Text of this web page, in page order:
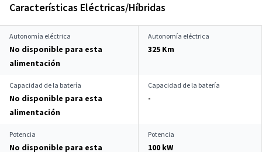
Características Eléctricas/Híbridas
Autonomía eléctrica
No disponible para esta
alimentación
Autonomía eléctrica
325 Km
Capacidad de la batería
No disponible para esta
alimentación
Capacidad de la batería
-
Potencia
No disponible para esta
Potencia
100 kW